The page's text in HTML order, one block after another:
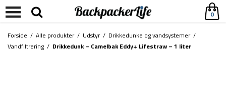
0
Forside / Alle produkter/ Udstyr/ Drikkedunke og vandsystemer/
Vandfiltrering / Drikkedunk – Camelbak Eddy+ Lifestraw – 1 liter